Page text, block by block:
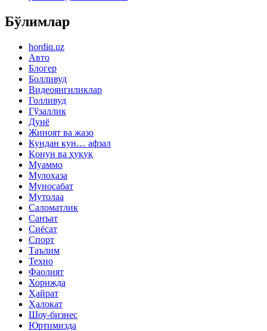
Бўлимлар
hordiq.uz
Авто
Блогер
Болливуд
Видеоянгиликлар
Голливуд
Гўзаллик
Дунё
Жиноят ва жазо
Кундан кун… афзал
Қонун ва ҳуқуқ
Муаммо
Мулоҳаза
Муносабат
Мутолаа
Саломатлик
Санъат
Сиёсат
Спорт
Таълим
Техно
Фаолият
Хорижда
Ҳайрат
Ҳалокат
Шоу-бизнес
Юртимизда